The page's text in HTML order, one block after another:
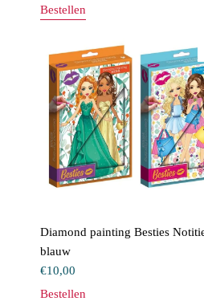
Bestellen
Diamond painting Besties
blauw
€10,00
Bestellen